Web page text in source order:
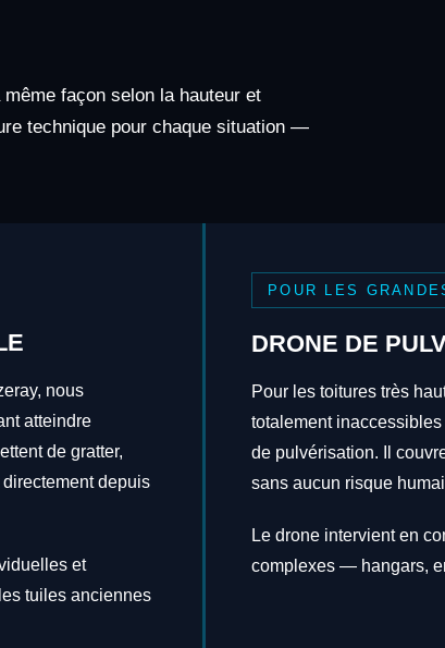
façon selon la hauteur et
technique pour chaque situation —
nous
atteindre
de gratter,
depuis
et
tuiles anciennes
POUR LES
DRONE DE
Pour les toitures très
totalement
de pulvérisation. Il
sans aucun risque
Le drone intervient en
complexes — hangars,